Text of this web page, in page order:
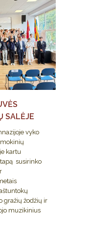
SALĖJE
vyko
kartu
susirinko
gražių žodžių ir
muzikinius